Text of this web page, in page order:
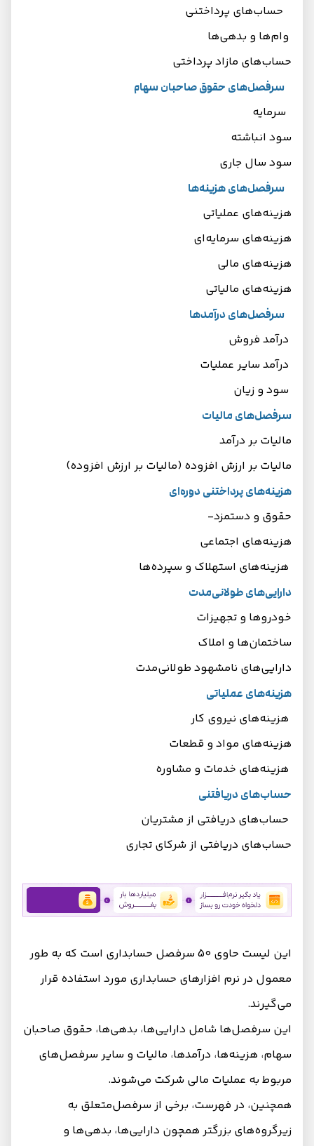
حساب‌های پرداختنی
وام‌ها و بدهی‌ها
حساب‌های مازاد پرداختی
سرفصل‌های حقوق صاحبان سهام
سرمایه
سود انباشته
سود سال جاری
سرفصل‌های هزینه‌ها
هزینه‌های عملیاتی
هزینه‌های سرمایه‌ای
هزینه‌های مالی
هزینه‌های مالیاتی
سرفصل‌های درآمدها
درآمد فروش
درآمد سایر عملیات
سود و زیان
سرفصل‌های مالیات
مالیات بر درآمد
مالیات بر ارزش افزوده (مالیات بر ارزش افزوده)
هزینه‌های پرداختنی دوره‌ای
حقوق و دستمزد-
هزینه‌های اجتماعی
هزینه‌های استهلاک و سپرده‌ها
دارایی‌های طولانی‌مدت
خودروها و تجهیزات
ساختمان‌ها و املاک
دارایی‌های نامشهود طولانی‌مدت
هزینه‌های عملیاتی
هزینه‌های نیروی کار
هزینه‌های مواد و قطعات
هزینه‌های خدمات و مشاوره
حساب‌های دریافتنی
حساب‌های دریافتی از مشتریان
حساب‌های دریافتی از شرکای تجاری
این لیست حاوی 50 سرفصل حسابداری است که به طور
معمول در نرم افزارهای حسابداری مورد استفاده قرار
می‌گیرند.
این سرفصل‌ها شامل دارایی‌ها، بدهی‌ها، حقوق صاحبان
سهام، هزینه‌ها، درآمدها، مالیات و سایر سرفصل‌های
مربوط به عملیات مالی شرکت می‌شوند.
همچنین، در فهرست، برخی از سرفصل‌متعلق به
زیرگروه‌های بزرگتر همچون دارایی‌ها، بدهی‌ها و